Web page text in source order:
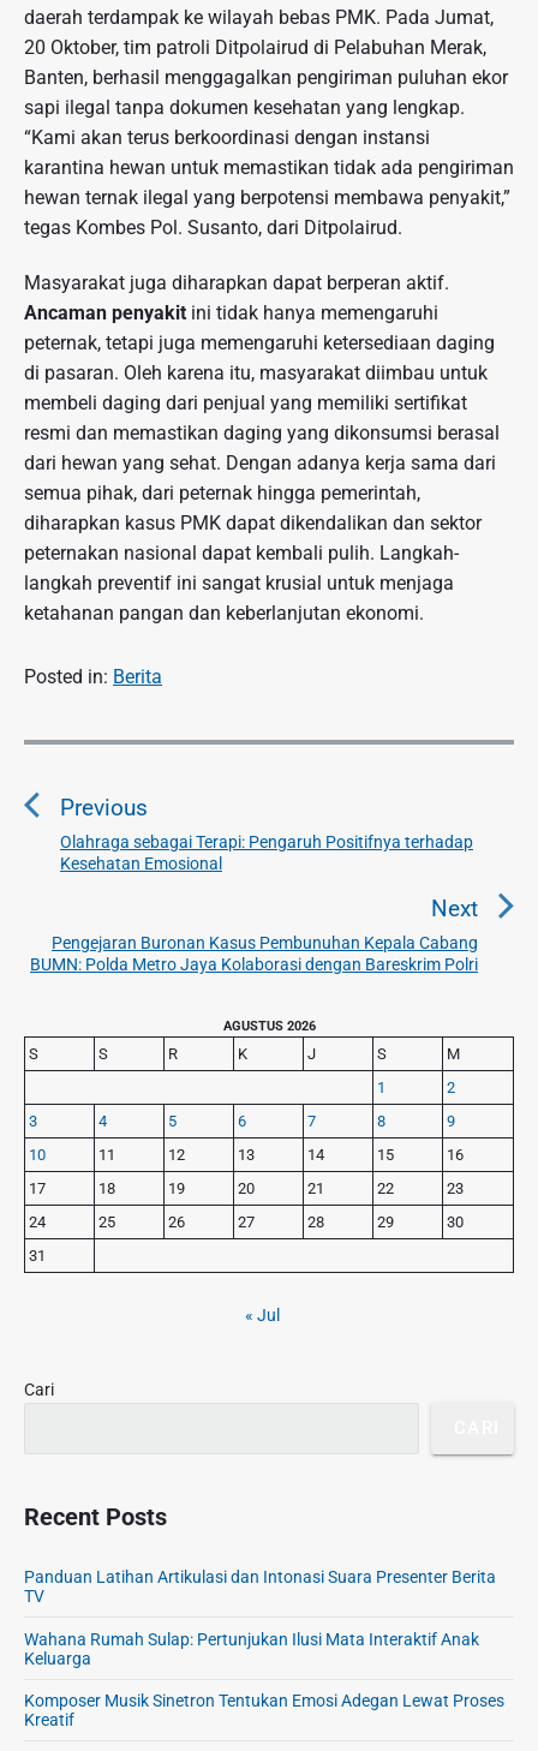
daerah terdampak ke wilayah bebas PMK. Pada Jumat,
20 Oktober, tim patroli Ditpolairud di Pelabuhan Merak,
Banten, berhasil menggagalkan pengiriman puluhan ekor
sapi ilegal tanpa dokumen kesehatan yang lengkap.
“Kami akan terus berkoordinasi dengan instansi
karantina hewan untuk memastikan tidak ada pengiriman
hewan ternak ilegal yang berpotensi membawa penyakit,”
tegas Kombes Pol. Susanto, dari Ditpolairud.
Masyarakat juga diharapkan dapat berperan aktif.
Ancaman penyakit ini tidak hanya memengaruhi
peternak, tetapi juga memengaruhi ketersediaan daging
di pasaran. Oleh karena itu, masyarakat diimbau untuk
membeli daging dari penjual yang memiliki sertifikat
resmi dan memastikan daging yang dikonsumsi berasal
dari hewan yang sehat. Dengan adanya kerja sama dari
semua pihak, dari peternak hingga pemerintah,
diharapkan kasus PMK dapat dikendalikan dan sektor
peternakan nasional dapat kembali pulih. Langkah-
langkah preventif ini sangat krusial untuk menjaga
ketahanan pangan dan keberlanjutan ekonomi.
Posted in: Berita
N
v
o
s
Previous
P
r
v
i
s
t
:
Olahraga sebagai Terapi: Pengaruh Positifnya terhadap
Kesehatan Emosional
Next
e
t
p
Pengejaran Buronan Kasus Pembunuhan Kepala Cabang
BUMN: Polda Metro Jaya Kolaborasi dengan Bareskrim Polri
r
i
m
a
r
y
S
d
e
AGUSTUS 2026
S S R K J S
M
1
2
3
4 5 6 7 8
9
10
11 12 13 14 15
16
17
18 19 20 21 22
23
24
25 26 27 28 29
30
31
« Jul
Cari
Recent Posts
Panduan Latihan Artikulasi dan Intonasi Suara Presenter Berita
TV
Wahana Rumah Sulap: Pertunjukan Ilusi Mata Interaktif Anak
Keluarga
Komposer Musik Sinetron Tentukan Emosi Adegan Lewat Proses
Kreatif